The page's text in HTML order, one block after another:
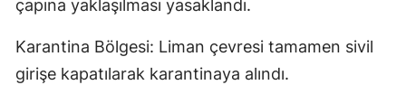
çapına yaklaşılması yasaklandı.
Karantina Bölgesi: Liman çevresi tamamen sivil
girişe kapatılarak karantinaya alındı.